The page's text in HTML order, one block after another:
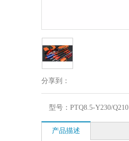
分享到：
型号： PTQ8.5-Y230/Q210
产品描述